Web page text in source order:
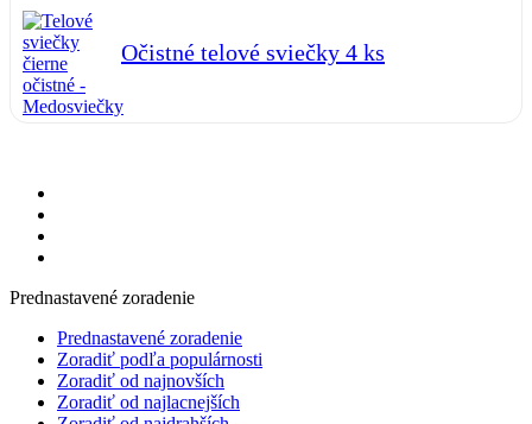
Očistné telové sviečky 4 ks
Prednastavené zoradenie
Prednastavené zoradenie
Zoradiť podľa populárnosti
Zoradiť od najnovších
Zoradiť od najlacnejších